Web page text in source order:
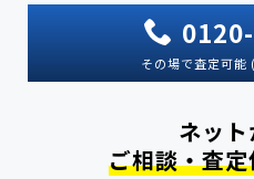
その場で査定可
ネッ
ご相談・査